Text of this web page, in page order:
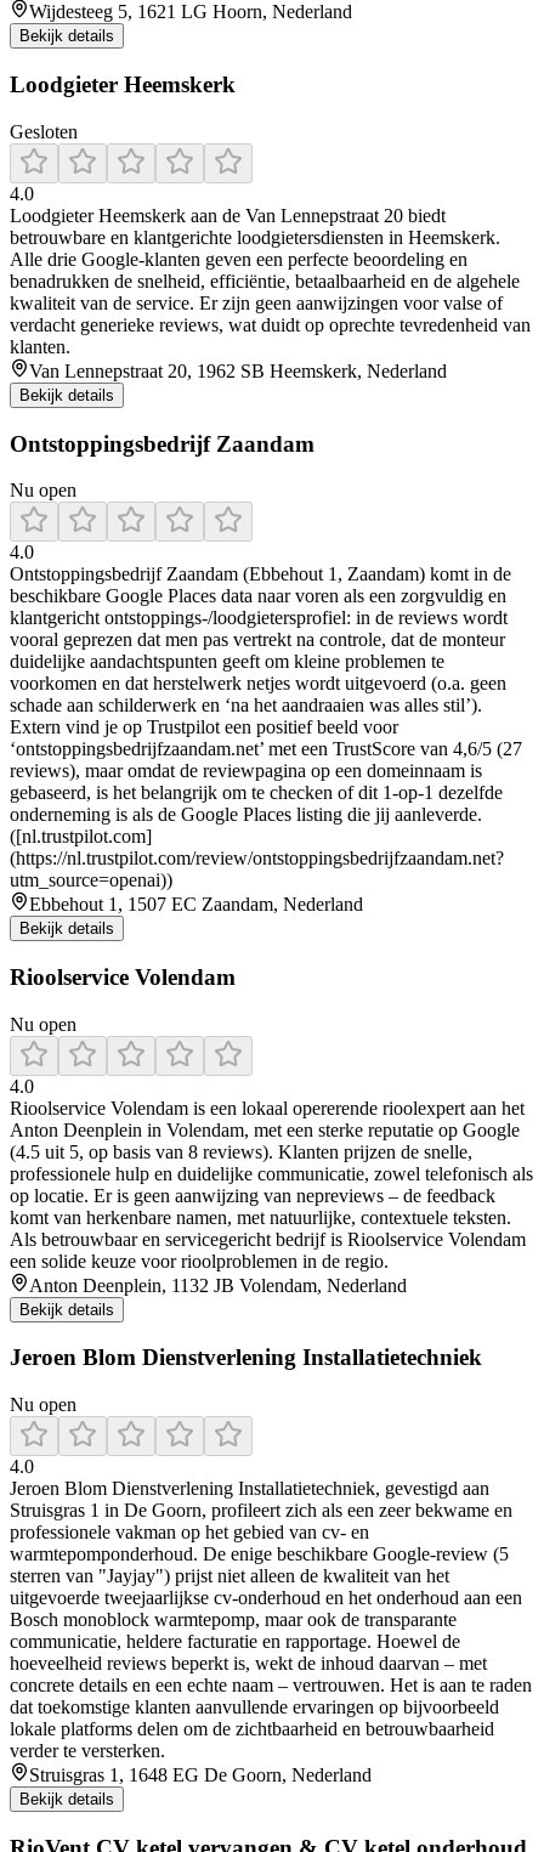
Wijdesteeg 5, 1621 LG Hoorn, Nederland
Bekijk details
Loodgieter Heemskerk
Gesloten
4.0
Loodgieter Heemskerk aan de Van Lennepstraat 20 biedt
betrouwbare en klantgerichte loodgietersdiensten in Heemskerk.
Alle drie Google-klanten geven een perfecte beoordeling en
benadrukken de snelheid, efficiëntie, betaalbaarheid en de algehele
kwaliteit van de service. Er zijn geen aanwijzingen voor valse of
verdacht generieke reviews, wat duidt op oprechte tevredenheid van
klanten.
Van Lennepstraat 20, 1962 SB Heemskerk, Nederland
Bekijk details
Ontstoppingsbedrijf Zaandam
Nu open
4.0
Ontstoppingsbedrijf Zaandam (Ebbehout 1, Zaandam) komt in de
beschikbare Google Places data naar voren als een zorgvuldig en
klantgericht ontstoppings-/loodgietersprofiel: in de reviews wordt
vooral geprezen dat men pas vertrekt na controle, dat de monteur
duidelijke aandachtspunten geeft om kleine problemen te
voorkomen en dat herstelwerk netjes wordt uitgevoerd (o.a. geen
schade aan schilderwerk en ‘na het aandraaien was alles stil’).
Extern vind je op Trustpilot een positief beeld voor
‘ontstoppingsbedrijfzaandam.net’ met een TrustScore van 4,6/5 (27
reviews), maar omdat de reviewpagina op een domeinnaam is
gebaseerd, is het belangrijk om te checken of dit 1-op-1 dezelfde
onderneming is als de Google Places listing die jij aanleverde.
([nl.trustpilot.com]
(https://nl.trustpilot.com/review/ontstoppingsbedrijfzaandam.net?
utm_source=openai))
Ebbehout 1, 1507 EC Zaandam, Nederland
Bekijk details
Rioolservice Volendam
Nu open
4.0
Rioolservice Volendam is een lokaal opererende rioolexpert aan het
Anton Deenplein in Volendam, met een sterke reputatie op Google
(4.5 uit 5, op basis van 8 reviews). Klanten prijzen de snelle,
professionele hulp en duidelijke communicatie, zowel telefonisch als
op locatie. Er is geen aanwijzing van nepreviews – de feedback
komt van herkenbare namen, met natuurlijke, contextuele teksten.
Als betrouwbaar en servicegericht bedrijf is Rioolservice Volendam
een solide keuze voor rioolproblemen in de regio.
Anton Deenplein, 1132 JB Volendam, Nederland
Bekijk details
Jeroen Blom Dienstverlening Installatietechniek
Nu open
4.0
Jeroen Blom Dienstverlening Installatietechniek, gevestigd aan
Struisgras 1 in De Goorn, profileert zich als een zeer bekwame en
professionele vakman op het gebied van cv- en
warmtepomponderhoud. De enige beschikbare Google‑review (5
sterren van "Jayjay") prijst niet alleen de kwaliteit van het
uitgevoerde tweejaarlijkse cv‑onderhoud en het onderhoud aan een
Bosch monoblock warmtepomp, maar ook de transparante
communicatie, heldere facturatie en rapportage. Hoewel de
hoeveelheid reviews beperkt is, wekt de inhoud daarvan – met
concrete details en een echte naam – vertrouwen. Het is aan te raden
dat toekomstige klanten aanvullende ervaringen op bijvoorbeeld
lokale platforms delen om de zichtbaarheid en betrouwbaarheid
verder te versterken.
Struisgras 1, 1648 EG De Goorn, Nederland
Bekijk details